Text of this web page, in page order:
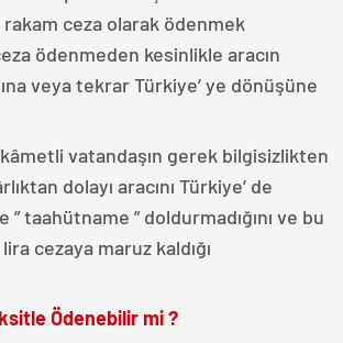
ceza olarak ödenmek
ödenmeden kesinlikle aracın
veya tekrar Türkiye’ ye dönüşüne
vatandaşın gerek bilgisizlikten
dolayı aracını Türkiye’ de
” taahütname ” doldurmadığını ve bu
cezaya maruz kaldığı
Ödenebilir mi ?